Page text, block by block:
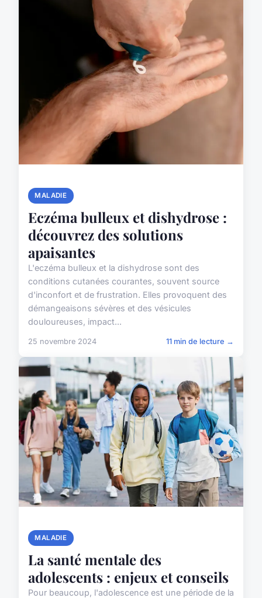
MALADIE
Eczéma bulleux et dishydrose :
découvrez des solutions
apaisantes
L'eczéma bulleux et la dishydrose sont des
conditions cutanées courantes, souvent source
d'inconfort et de frustration. Elles provoquent des
démangeaisons sévères et des vésicules
douloureuses, impact...
25 novembre 2024 11 min de lecture →
MALADIE
La santé mentale des
adolescents : enjeux et conseils
Pour beaucoup, l'adolescence est une période de la